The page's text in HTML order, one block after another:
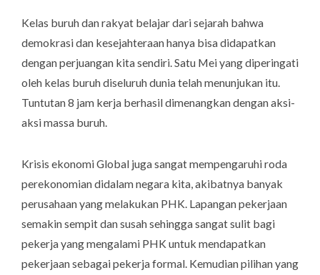
Kelas buruh dan rakyat belajar dari sejarah bahwa
demokrasi dan kesejahteraan hanya bisa didapatkan
dengan perjuangan kita sendiri. Satu Mei yang diperingati
oleh kelas buruh diseluruh dunia telah menunjukan itu.
Tuntutan 8 jam kerja berhasil dimenangkan dengan aksi-
aksi massa buruh.
Krisis ekonomi Global juga sangat mempengaruhi roda
perekonomian didalam negara kita, akibatnya banyak
perusahaan yang melakukan PHK. Lapangan pekerjaan
semakin sempit dan susah sehingga sangat sulit bagi
pekerja yang mengalami PHK untuk mendapatkan
pekerjaan sebagai pekerja formal. Kemudian pilihan yang